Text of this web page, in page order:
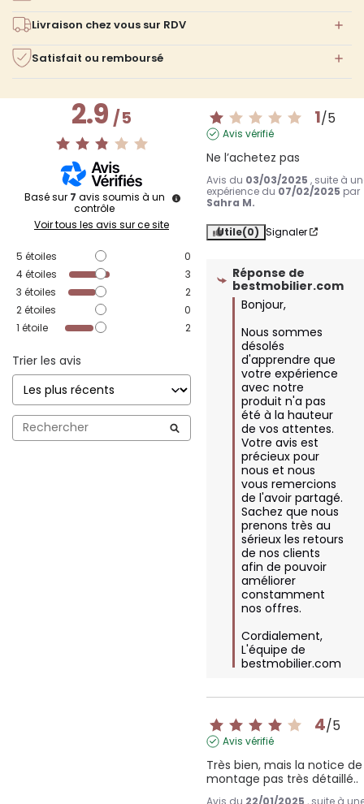
Livraison chez vous sur RDV
Satisfait ou remboursé
2.9/5
Basé sur 7 avis soumis à un
contrôle
Voir tous les avis sur ce site
5 étoiles
0
4étoiles
3
3 étoiles
2
2étoiles
0
1 étoile 2
Trier les avis
1/5
Avis vérifié
Ne l’achetez pas
Avis du 03/03/2025 , suite à
expérience du 07/02/2025 par
Sahra M.
Utile(0) Signaler
Réponse de
bestmobilier.com
Bonjour,
Nous sommes
désolés
d'apprendre que
votre expérience
avec notre
produit n'a pas
été à la hauteur
de vos attentes.
Votre avis est
précieux pour
nous et nous
vous remercions
de l'avoir partagé.
Sachez que nous
prenons très au
sérieux les retours
de nos clients
afin de pouvoir
améliorer
constamment
nos offres.
Cordialement,
L'équipe de
bestmobilier.com
4/5
Avis vérifié
Très bien, mais la notice de
montage pas très détaillé..
Avis du 22/01/2025 , suite à